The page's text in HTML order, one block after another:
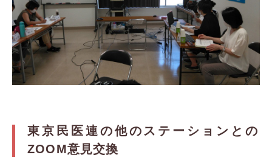
東京民医連の他のステーションとの
ZOOM意見交換